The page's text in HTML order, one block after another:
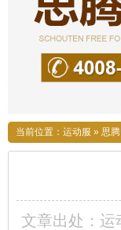
当前位置： 运动服 » 思
文章出处：运